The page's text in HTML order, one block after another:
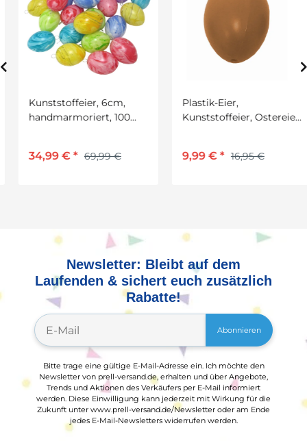
Kunststoffeier, 6cm,
handmarmoriert, 100
34,99 € * 69,99 €
Plastik-Eier,
Kunststoffeier, Ostereier,
9,99 € * 16,95 €
Newsletter: Bleibt auf dem
Laufenden & sichert euch zusätzlich
Rabatte!
Abonnieren
Bitte trage eine gültige E-Mail-Adresse ein. Ich möchte den
Newsletter von prell-versand.de, erhalten und über Angebote,
Trends und Aktionen des Verkäufers per E-Mail informiert
werden. Diese Einwilligung kann jederzeit mit Wirkung für die
Zukunft unter www.prell-versand.de/Newsletter oder am Ende
jedes E-Mail-Newsletters widerrufen werden.